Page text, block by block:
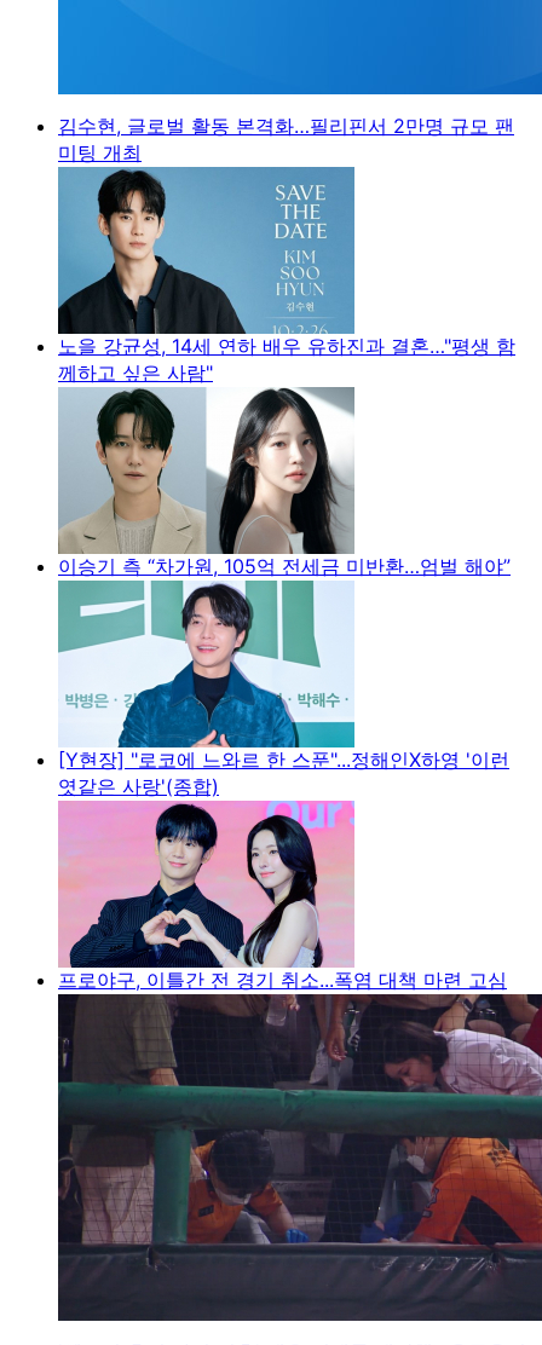
김수현, 글로벌 활동 본격화…필리핀서 2만명 규모 팬
미팅 개최
노을 강균성, 14세 연하 배우 유하진과 결혼…"평생 함
께하고 싶은 사람"
이승기 측 “차가원, 105억 전세금 미반환…엄벌 해야”
[Y현장] "로코에 느와르 한 스푼"...정해인X하영 '이런
엿같은 사랑'(종합)
프로야구, 이틀간 전 경기 취소...폭염 대책 마련 고심